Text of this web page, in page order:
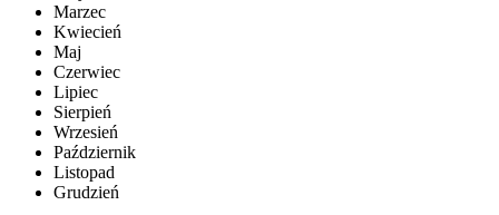
Marzec
Kwiecień
Maj
Czerwiec
Lipiec
Sierpień
Wrzesień
Październik
Listopad
Grudzień